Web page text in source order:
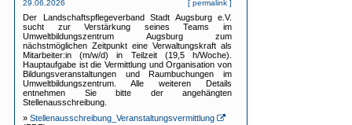
[permalink ]
29.06.2026
Der Landschaftspflegeverband Stadt Augsburg e.V.
sucht zur Verstärkung seines Teams im
Umweltbildungszentrum Augsburg zum
nächstmöglichen Zeitpunkt eine Verwaltungskraft als
Mitarbeiter:in (m/w/d) in Teilzeit (19,5 h/Woche).
Hauptaufgabe ist die Vermittlung und Organisation von
Bildungsveranstaltungen und Raumbuchungen im
Umweltbildungszentrum. Alle weiteren Details
entnehmen Sie bitte der angehängten
Stellenausschreibung.
» Stellenausschreibung_Veranstaltungsvermittlung